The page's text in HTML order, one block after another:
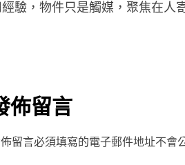
驗，物件只是觸媒，聚焦在人
佈留言
留言必須填寫的電子郵件地址不會